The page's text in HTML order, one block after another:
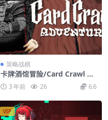
策略战棋
卡牌酒馆冒险/Card Crawl Ad
venture
3 年前 26 6.6
VIP